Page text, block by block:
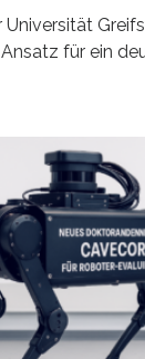
Universität
für ein
vom
Herkömmliche
an ihre
und
und die
und riesige
steigt der